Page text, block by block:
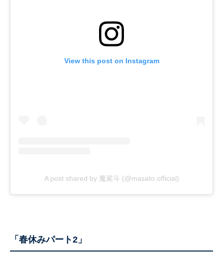
View this post on Instagram
A post shared by 魔裟斗 (@masato.official)
「春休みパート2」